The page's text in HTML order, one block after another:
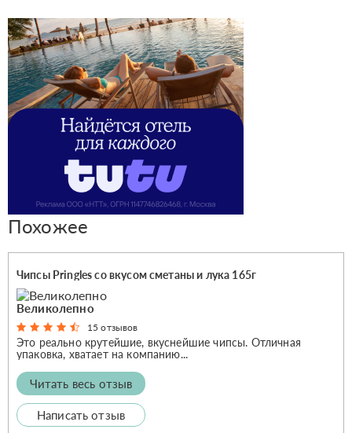
Похожее
Чипсы Pringles со вкусом сметаны и лука 165г
Великолепно
15 отзывов
Это реально крутейшие, вкуснейшие чипсы. Отличная
упаковка, хватает на компанию...
Читать весь отзыв
Написать отзыв